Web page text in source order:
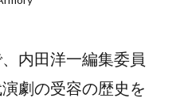
内田洋一編集委員
劇の受容の歴史を